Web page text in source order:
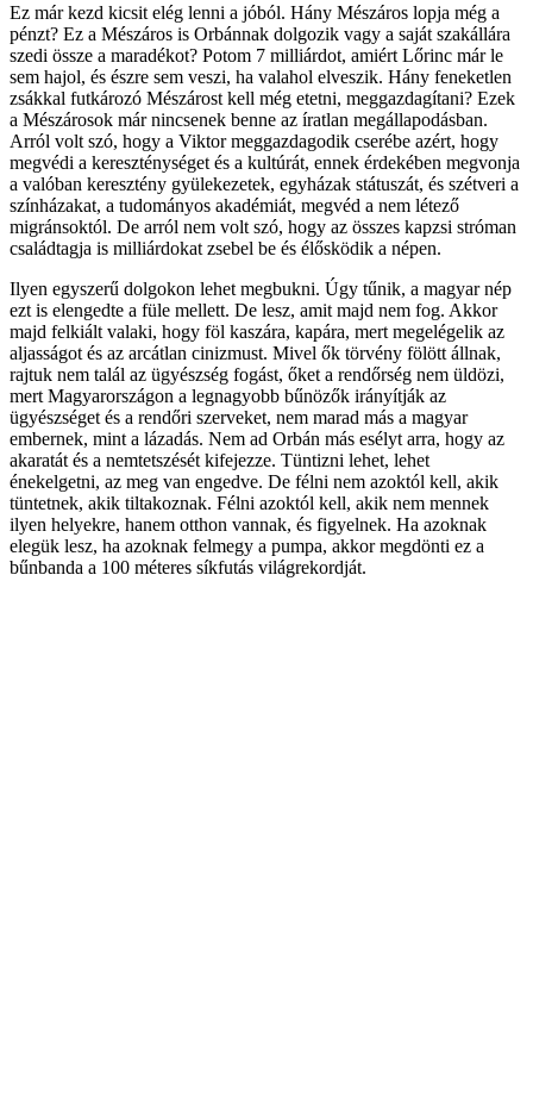
Ez már kezd kicsit elég lenni a jóból. Hány Mészáros lopja még a
pénzt? Ez a Mészáros is Orbánnak dolgozik vagy a saját szakállára
szedi össze a maradékot? Potom 7 milliárdot, amiért Lőrinc már le
sem hajol, és észre sem veszi, ha valahol elveszik. Hány feneketlen
zsákkal futkározó Mészárost kell még etetni, meggazdagítani? Ezek
a Mészárosok már nincsenek benne az íratlan megállapodásban.
Arról volt szó, hogy a Viktor meggazdagodik cserébe azért, hogy
megvédi a kereszténységet és a kultúrát, ennek érdekében megvonja
a valóban keresztény gyülekezetek, egyházak státuszát, és szétveri a
színházakat, a tudományos akadémiát, megvéd a nem létező
migránsoktól. De arról nem volt szó, hogy az összes kapzsi stróman
családtagja is milliárdokat zsebel be és élősködik a népen.
Ilyen egyszerű dolgokon lehet megbukni. Úgy tűnik, a magyar nép
ezt is elengedte a füle mellett. De lesz, amit majd nem fog. Akkor
majd felkiált valaki, hogy föl kaszára, kapára, mert megelégelik az
aljasságot és az arcátlan cinizmust. Mivel ők törvény fölött állnak,
rajtuk nem talál az ügyészség fogást, őket a rendőrség nem üldözi,
mert Magyarországon a legnagyobb bűnözők irányítják az
ügyészséget és a rendőri szerveket, nem marad más a magyar
embernek, mint a lázadás. Nem ad Orbán más esélyt arra, hogy az
akaratát és a nemtetszését kifejezze. Tüntizni lehet, lehet
énekelgetni, az meg van engedve. De félni nem azoktól kell, akik
tüntetnek, akik tiltakoznak. Félni azoktól kell, akik nem mennek
ilyen helyekre, hanem otthon vannak, és figyelnek. Ha azoknak
elegük lesz, ha azoknak felmegy a pumpa, akkor megdönti ez a
bűnbanda a 100 méteres síkfutás világrekordját.